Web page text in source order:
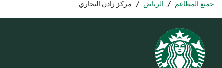
جميع المطاعم / الرياض / مركز رادن التجاري